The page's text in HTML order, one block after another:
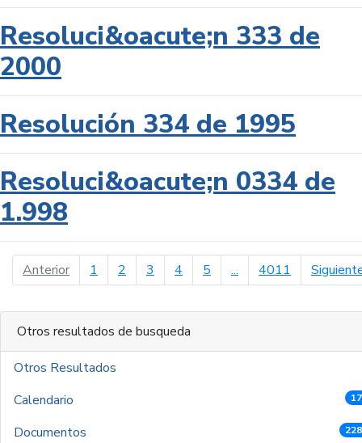
Resoluci&oacute;n 333 de
2000
Resolución 334 de 1995
Resoluci&oacute;n 0334 de
1.998
Anteriorpágina anterior
1 2 3 4 5 ... 4011
Otros resultados de busqueda
Otros Resultados
Calendario
Documentos